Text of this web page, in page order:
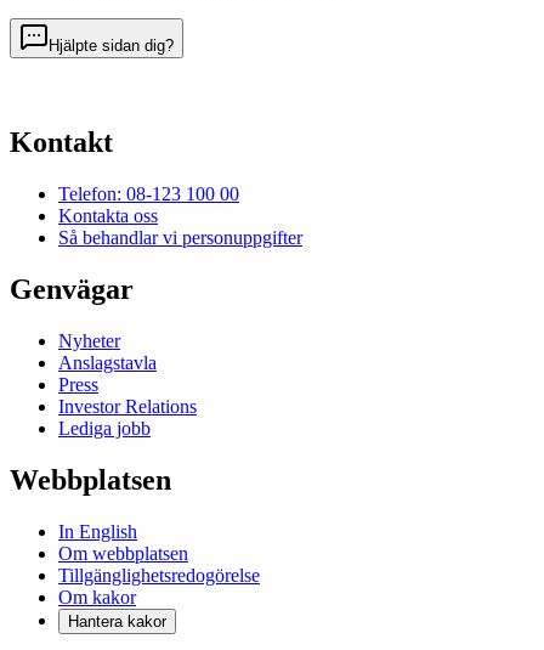
Hjälpte sidan dig?
Kontakt
Telefon: 08-123 100 00
Kontakta oss
Så behandlar vi personuppgifter
Genvägar
Nyheter
Anslagstavla
Press
Investor Relations
Lediga jobb
Webbplatsen
In English
Om webbplatsen
Tillgänglighetsredogörelse
Om kakor
Hantera kakor